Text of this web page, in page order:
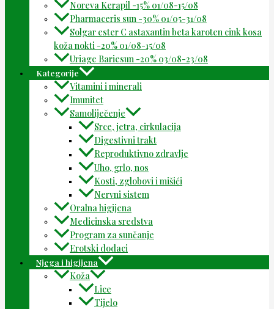
Noreva Kerapil -15% 01/08-15/08
Pharmaceris sun -30% 01/05-31/08
Solgar ester C astaxantin beta karoten cink kosa
koža nokti -20% 01/08-15/08
Uriage Bariesun -20% 03/08-23/08
Kategorije
Vitamini i minerali
Imunitet
Samoliječenje
Srce, jetra, cirkulacija
Digestivni trakt
Reproduktivno zdravlje
Uho, grlo, nos
Kosti, zglobovi i mišići
Nervni sistem
Oralna higijena
Medicinska sredstva
Program za sunčanje
Erotski dodaci
Njega i higijena
Koža
Lice
Tijelo